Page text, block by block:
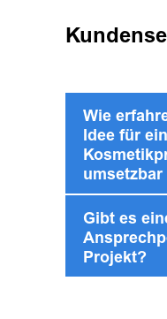
Wie
Idee für ein
umsetzbar
Gibt es
Projekt?